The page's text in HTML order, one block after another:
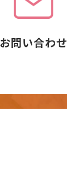
お問い合わせ